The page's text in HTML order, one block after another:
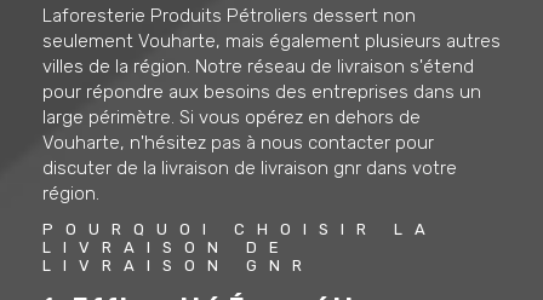
Laforesterie Produits Pétroliers dessert non
seulement Vouharte, mais également plusieurs autres
villes de la région. Notre réseau de livraison s'étend
pour répondre aux besoins des entreprises dans un
large périmètre. Si vous opérez en dehors de
Vouharte, n'hésitez pas à nous contacter pour
discuter de la livraison de livraison gnr dans votre
région.
POURQUOI CHOISIR LA
LIVRAISON DE
LIVRAISON GNR